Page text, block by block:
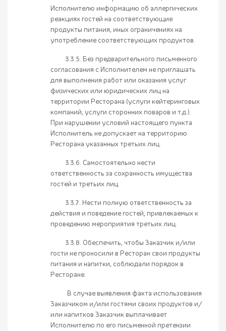
Исполнителю информацию об аллергических
реакциях гостей на соответствующие
продукты питания, иных ограничениях на
употребление соответствующих продуктов.
3.3.5. Без предварительного письменного
согласования с Исполнителем не приглашать
для выполнения работ или оказания услуг
физических или юридических лиц на
территории Ресторана (услуги кейтеринговых
компаний, услуги сторонних поваров и т.д.).
При нарушении условий настоящего пункта
Исполнитель не допускает на территорию
Ресторана указанных третьих лиц.
3.3.6. Самостоятельно нести
ответственность за сохранность имущества
гостей и третьих лиц.
3.3.7. Нести полную ответственность за
действия и поведение гостей, привлекаемых к
проведению мероприятия третьих лиц.
3.3.8. Обеспечить, чтобы Заказчик и/или
гости не проносили в Ресторан свои продукты
питания и напитки, соблюдали порядок в
Ресторане.
В случае выявления факта использования
Заказчиком и/или гостями своих продуктов и/
или напитков Заказчик выплачивает
Исполнителю по его письменной претензии